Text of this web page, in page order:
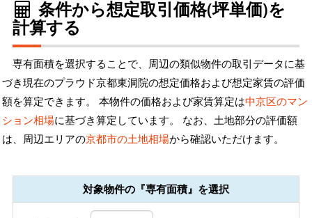
条件から想定取引価格(坪単価)を
計算する
専有面積を選択することで、周辺の類似物件の取引データに基
づき現在のプラウド京都東洞院の想定価格および想定家賃の評価
額を算定できます。 本物件の価格および家賃算定は中京区のマン
ション相場に基づき算定しています。 なお、土地部分の評価額
は、周辺エリアの京都市の土地相場から確認いただけます。
対象物件の『専有面積』を選択